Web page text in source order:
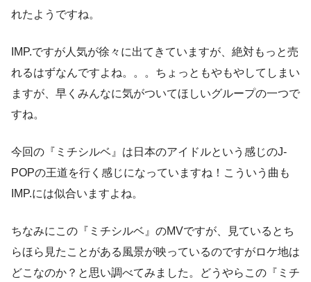
れたようですね。
IMP.ですが人気が徐々に出てきていますが、絶対もっと売
れるはずなんですよね。。。ちょっともやもやしてしまい
ますが、早くみんなに気がついてほしいグループの一つで
すね。
今回の『ミチシルベ』は日本のアイドルという感じのJ-
POPの王道を行く感じになっていますね！こういう曲も
IMP.には似合いますよね。
ちなみにこの『ミチシルベ』のMVですが、見ているとち
らほら見たことがある風景が映っているのですがロケ地は
どこなのか？と思い調べてみました。どうやらこの『ミチ